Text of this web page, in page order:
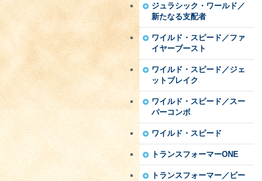
ジュラシック・ワールド／
新たなる支配者
ワイルド・スピード／ファ
イヤーブースト
ワイルド・スピード／ジェ
ットブレイク
ワイルド・スピード／スー
パーコンボ
ワイルド・スピード
トランスフォーマーONE
トランスフォーマー／ビー